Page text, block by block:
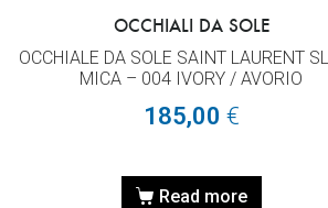
OCCHIALI DA SOLE
OCCHIALE DA SOLE SAINT LAURENT
MICA – 004 IVORY / AVORIO
185,00 €
Read more